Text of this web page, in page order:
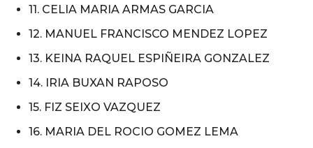
11. CELIA MARIA ARMAS GARCIA
12. MANUEL FRANCISCO MENDEZ LOPEZ
13. KEINA RAQUEL ESPIÑEIRA GONZALEZ
14. IRIA BUXAN RAPOSO
15. FIZ SEIXO VAZQUEZ
16. MARIA DEL ROCIO GOMEZ LEMA